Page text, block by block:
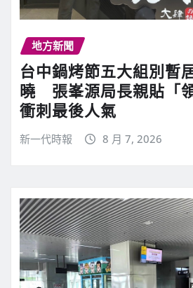
地方新聞
台中鍋烤節五大組別暫
曉 張峯源局長親貼「
衝刺最後人氣
新一代時報 8 月 7, 2026